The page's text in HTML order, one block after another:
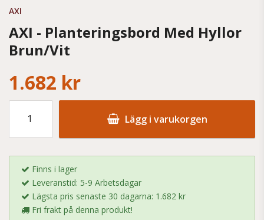
AXI
AXI - Planteringsbord Med Hyllor
Brun/Vit
1.682 kr
Lägg i varukorgen
Finns i lager
Leveranstid: 5-9 Arbetsdagar
Lägsta pris senaste 30 dagarna: 1.682 kr
Fri frakt på denna produkt!